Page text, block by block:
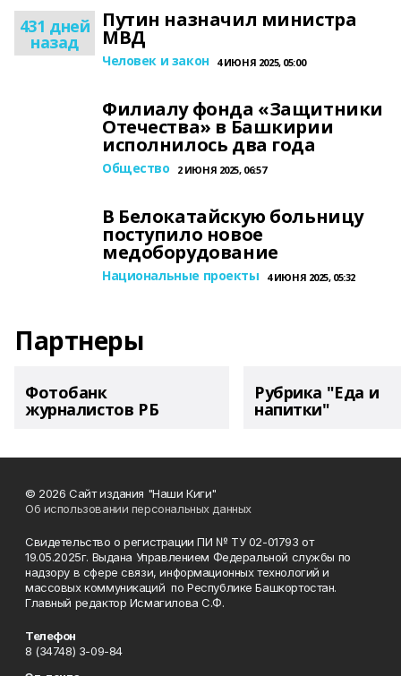
431 дней
назад
Путин назначил министра
МВД
Человек и закон 4 ИЮНЯ 2025, 05:00
Филиалу фонда «Защитники
Отечества» в Башкирии
исполнилось два года
Общество 2 ИЮНЯ 2025, 06:57
В Белокатайскую больницу
поступило новое
медоборудование
Национальные проекты 4 ИЮНЯ 2025, 05:32
Партнеры
Фотобанк
журналистов РБ
Рубрика "Еда и
напитки"
© 2026 Сайт издания "Наши Киги"
Об использовании персональных данных
Свидетельство о регистрации ПИ № ТУ 02-01793 от
19.05.2025г. Выдана Управлением Федеральной службы по
надзору в сфере связи, информационных технологий и
массовых коммуникаций по Республике Башкортостан.
Главный редактор Исмагилова С.Ф.
Телефон
8 (34748) 3-09-84